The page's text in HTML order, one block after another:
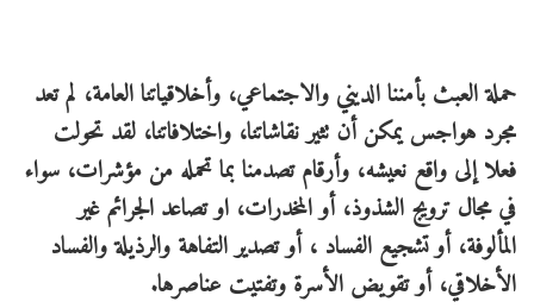
‏حملة العبث بأمننا الديني والاجتماعي، وأخلاقياتنا العامة، لم تعد
مجرد هواجس يمكن أن تثير نقاشاتنا، واختلافاتنا، لقد تحولت
فعلا إلى واقع نعيشه، وأرقام تصدمنا بما تحمله من مؤشرات، سواء
في مجال ترويج الشذوذ، أو المخدرات، او تصاعد الجرائم غير
المألوفة، أو تشجيع الفساد ، أو تصدير التفاهة والرذيلة والفساد
الأخلاقي، أو تقويض الأسرة وتفتيت عناصرها.